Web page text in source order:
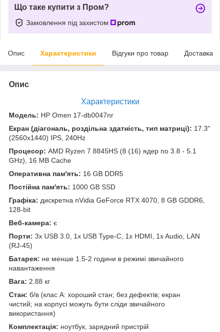
Що таке купити з Пром?
Замовлення під захистом
Опис Характеристики Відгуки про товар Доставка
Опис
Характеристики
Модель: HP Omen 17-db0047nr
Екран (діагональ, роздільна здатність, тип матриці): 17.3"
(2560x1440) IPS, 240Hz
Процесор: AMD Ryzen 7 8845HS (8 (16) ядер по 3.8 - 5.1
GHz), 16 MB Cache
Оперативна пам'ять: 16 GB DDR5
Постійна пам'ять: 1000 GB SSD
Графіка: дискретна nVidia GeForce RTX 4070, 8 GB GDDR6,
128-bit
Веб-камера: є
Порти: 3x USB 3.0, 1x USB Type-C, 1x HDMI, 1x Audio, LAN
(RJ-45)
Батарея: не менше 1.5-2 години в режимі звичайного
навантаження
Вага: 2.88 кг
Стан: б/в (клас А: хороший стан; без дефектів; екран
чистий; на корпусі можуть бути сліди звичайного
використання)
Комплектація: ноутбук, зарядний пристрій